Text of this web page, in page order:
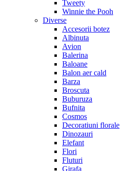
Tweety
Winnie the Pooh
Diverse
Accesorii botez
Albinuta
Avion
Balerina
Baloane
Balon aer cald
Barza
Broscuta
Buburuza
Bufnita
Cosmos
Decoratiuni florale
Dinozauri
Elefant
Flori
Fluturi
Girafa